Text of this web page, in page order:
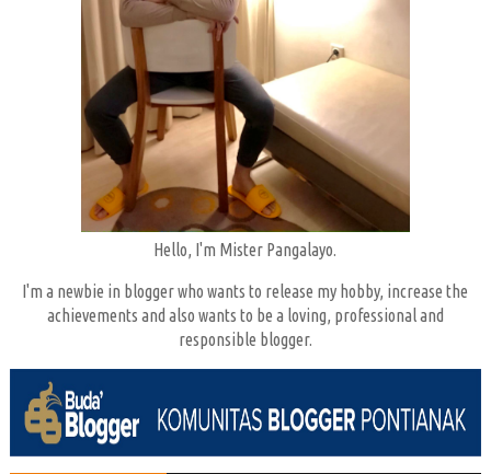
Hello, I'm Mister Pangalayo.
I'm a newbie in blogger who wants to release my hobby, increase the
achievements and also wants to be a loving, professional and
responsible blogger.